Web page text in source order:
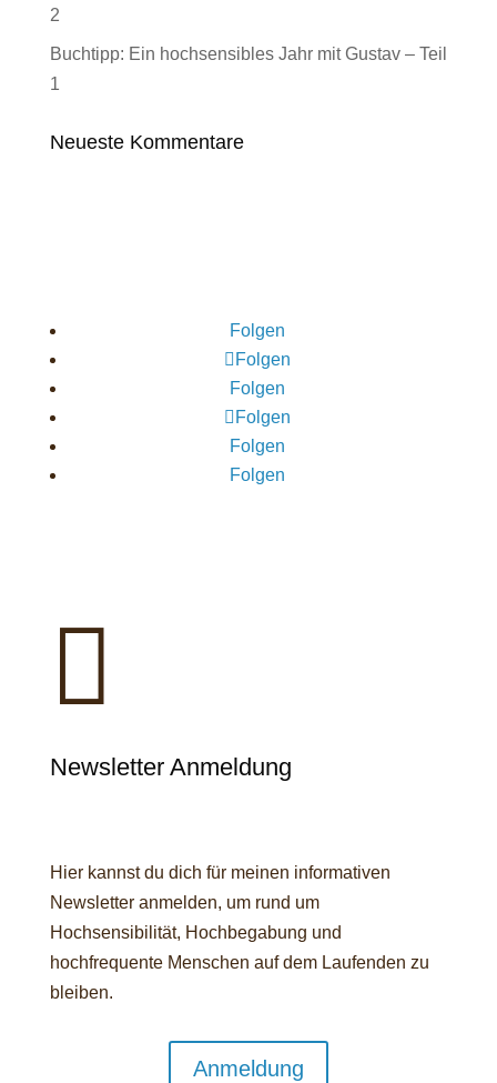
2
Buchtipp: Ein hochsensibles Jahr mit Gustav – Teil
1
Neueste Kommentare
Folgen
Folgen
Folgen
Folgen
Folgen
Folgen

Newsletter Anmeldung
Hier kannst du dich für meinen informativen
Newsletter anmelden, um rund um
Hochsensibilität, Hochbegabung und
hochfrequente Menschen auf dem Laufenden zu
bleiben.
Anmeldung